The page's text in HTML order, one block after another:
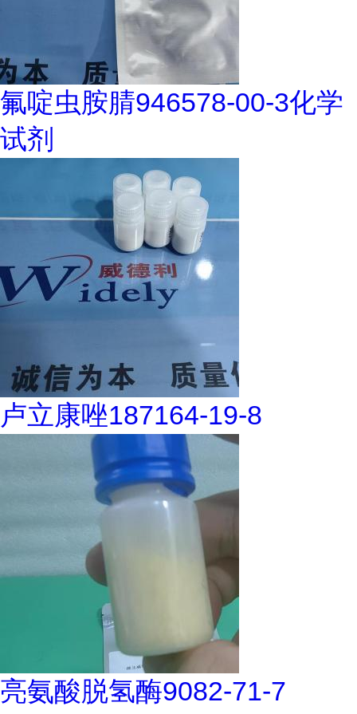
氟啶虫胺腈946578-00-3化学
试剂
卢立康唑187164-19-8
亮氨酸脱氢酶9082-71-7